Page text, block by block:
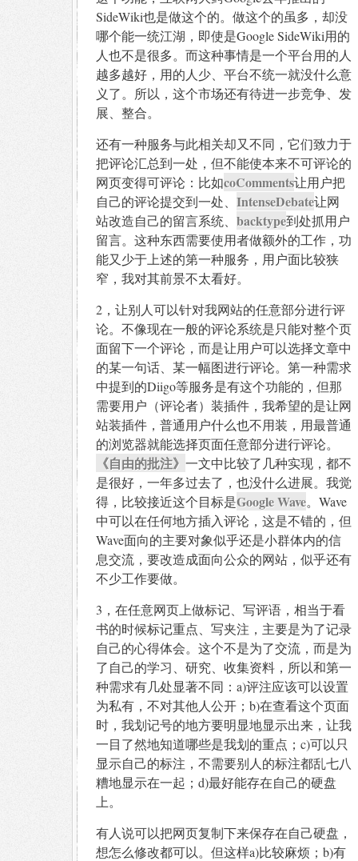
SideWiki也是做这个的。做这个的虽多，却没
哪个能一统江湖，即使是Google SideWiki用的
人也不是很多。而这种事情是一个平台用的人
越多越好，用的人少、平台不统一就没什么意
义了。所以，这个市场还有待进一步竞争、发
展、整合。
还有一种服务与此相关却又不同，它们致力于
把评论汇总到一处，但不能使本来不可评论的
网页变得可评论：比如coComments让用户把
自己的评论提交到一处、 IntenseDebate让网
站改造自己的留言系统、 backtype到处抓用户
留言。这种东西需要使用者做额外的工作，功
能又少于上述的第一种服务，用户面比较狭
窄，我对其前景不太看好。
2，让别人可以针对我网站的任意部分进行评
论。不像现在一般的评论系统是只能对整个页
面留下一个评论，而是让用户可以选择文章中
的某一句话、某一幅图进行评论。第一种需求
中提到的Diigo等服务是有这个功能的，但那
需要用户（评论者）装插件，我希望的是让网
站装插件，普通用户什么也不用装，用最普通
的浏览器就能选择页面任意部分进行评论。
《自由的批注》 一文中比较了几种实现，都不
是很好，一年多过去了，也没什么进展。我觉
得，比较接近这个目标是Google Wave。Wave
中可以在任何地方插入评论，这是不错的，但
Wave面向的主要对象似乎还是小群体内的信
息交流，要改造成面向公众的网站，似乎还有
不少工作要做。
3，在任意网页上做标记、写评语，相当于看
书的时候标记重点、写夹注，主要是为了记录
自己的心得体会。这个不是为了交流，而是为
了自己的学习、研究、收集资料，所以和第一
种需求有几处显著不同：a)评注应该可以设置
为私有，不对其他人公开；b)在查看这个页面
时，我划记号的地方要明显地显示出来，让我
一目了然地知道哪些是我划的重点；c)可以只
显示自己的标注，不需要别人的标注都乱七八
糟地显示在一起；d)最好能存在自己的硬盘
上。
有人说可以把网页复制下来保存在自己硬盘，
想怎么修改都可以。但这样a)比较麻烦；b)有